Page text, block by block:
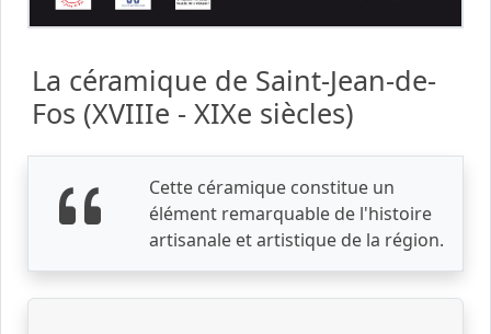
La céramique de Saint-Jean-de-
Fos (XVIIIe - XIXe siècles)
Cette céramique constitue un
élément remarquable de l'histoire
artisanale et artistique de la région.